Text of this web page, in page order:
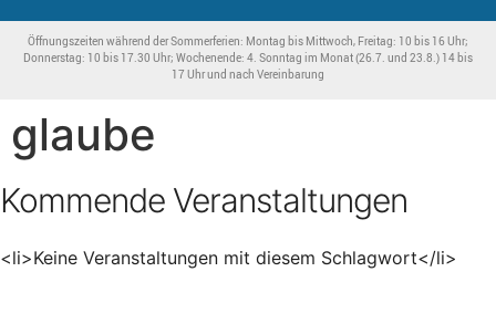
Öffnungszeiten während der Sommerferien: Montag bis Mittwoch, Freitag: 10 bis 16 Uhr;
Donnerstag: 10 bis 17.30 Uhr; Wochenende: 4. Sonntag im Monat (26.7. und 23.8.) 14 bis
17 Uhr und nach Vereinbarung
glaube
Kommende Veranstaltungen
<li>Keine Veranstaltungen mit diesem Schlagwort</li>